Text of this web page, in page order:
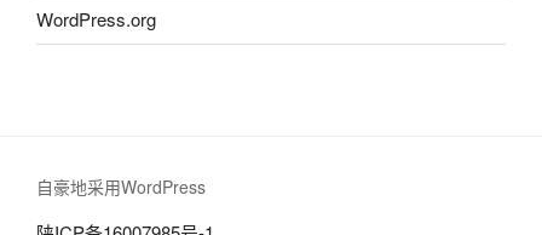
WordPress.org
自豪地采用WordPress